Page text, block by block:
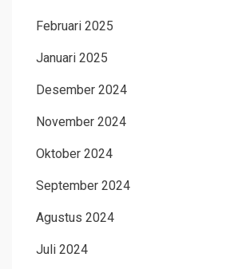
Februari 2025
Januari 2025
Desember 2024
November 2024
Oktober 2024
September 2024
Agustus 2024
Juli 2024